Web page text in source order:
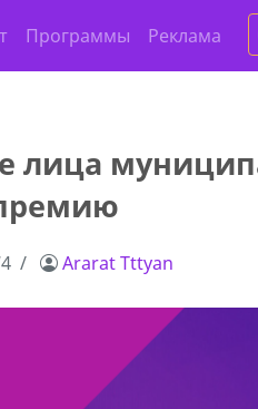
Программы Реклама
лица
Ararat Tttyan
около фастфуда
аренду дом, 571 30 57